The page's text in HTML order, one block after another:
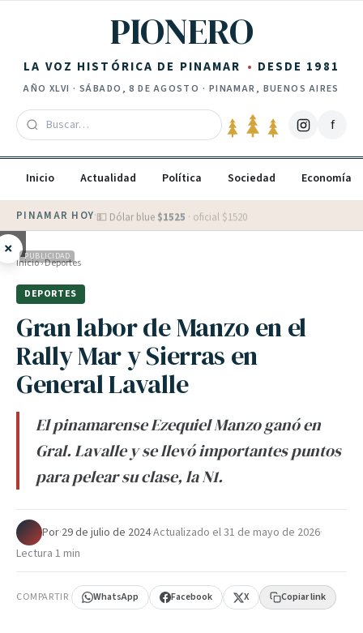
PIONERO
LA VOZ HISTÓRICA DE PINAMAR DESDE 1981
AÑO XLVI · SÁBADO, 8 DE AGOSTO · PINAMAR, BUENOS AIRES
f
Inicio Actualidad Política Sociedad Economía
PINAMAR HOY·💵 Dólar blue $1525 · oficial $1520
× PUBLICIDAD
Inicio›Deportes
DEPORTES
Gran labor de Manzo en el
Rally Mar y Sierras en
General Lavalle
El pinamarense Ezequiel Manzo ganó en
Gral. Lavalle y se llevó importantes puntos
para pelear su clase, la N1.
Por·29 de julio de 2024·Actualizado el31 de mayo de 2026·
Lectura 1 min
COMPARTIR WhatsApp Facebook X Copiar link